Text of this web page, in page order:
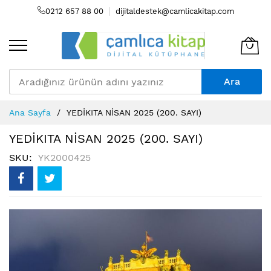
0212 657 88 00 dijitaldestek@camlicakitap.com
Ara
to
Content
Ana Sayfa YEDİKITA NİSAN 2025 (200. SAYI)
YEDİKITA NİSAN 2025 (200. SAYI)
SKU YK2000425